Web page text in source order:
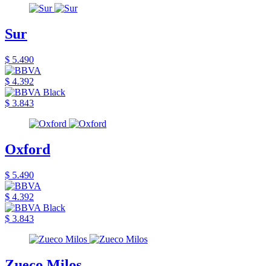
Sur
$ 5.490
$ 4.392
$ 3.843
Oxford
$ 5.490
$ 4.392
$ 3.843